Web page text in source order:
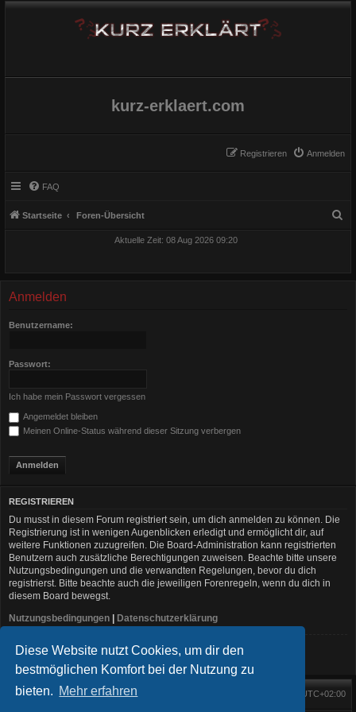
Diese Website nutzt Cookies, um dir den
bestmöglichen Komfort bei der Nutzung zu
bieten. Mehr erfahren
kurz-erklaert.com
Anmelden
Registrieren
FAQ
Startseite Foren-Übersicht
Aktuelle Zeit: 08 Aug 2026 09:20
Anmelden
Benutzername:
Passwort:
Ich habe mein Passwort vergessen
Angemeldet bleiben
Meinen Online-Status während dieser Sitzung verbergen
REGISTRIEREN
Du musst in diesem Forum registriert sein, um dich anmelden zu können. Die
Registrierung ist in wenigen Augenblicken erledigt und ermöglicht dir, auf
weitere Funktionen zuzugreifen. Die Board-Administration kann registrierten
Benutzern auch zusätzliche Berechtigungen zuweisen. Beachte bitte unsere
Nutzungsbedingungen und die verwandten Regelungen, bevor du dich
registrierst. Bitte beachte auch die jeweiligen Forenregeln, wenn du dich in
diesem Board bewegst.
Nutzungsbedingungen | Datenschutzerklärung
Registrieren
Startseite Foren-Übersicht UTC+02:00